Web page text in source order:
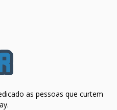
as pessoas que curtem